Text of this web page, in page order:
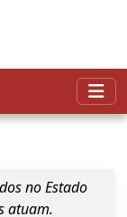
no Estado
atuam.